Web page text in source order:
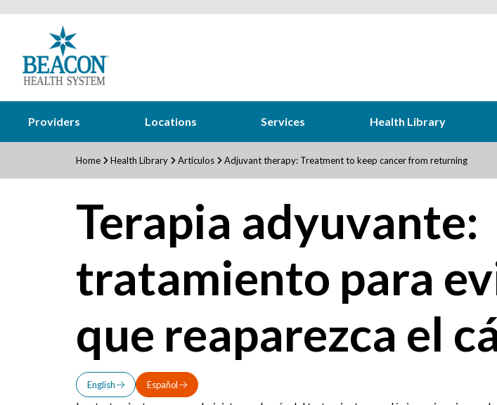
Providers Locations Services Health Library
Home Health Library Articulos Adjuvant therapy: Treatment to keep cancer from returning
Terapia adyuvante:
tratamiento para
que reaparezca el
English Español